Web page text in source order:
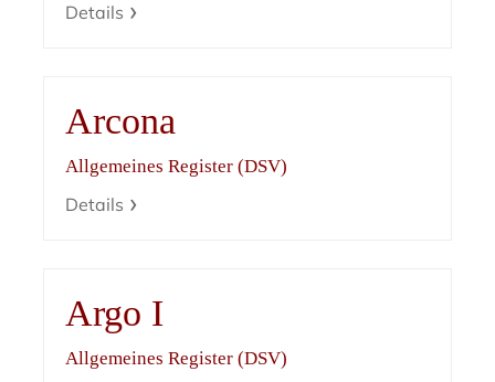
Details
Arcona
Allgemeines Register (DSV)
Details
Argo I
Allgemeines Register (DSV)